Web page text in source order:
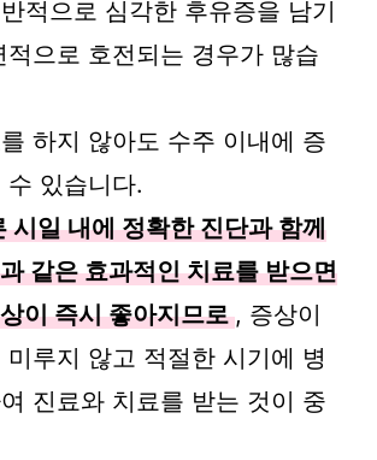
적으로 심각한 후유증을 남기
적으로 호전되는 경우가 많습
하지 않아도 수주 이내에 증
있습니다.
시일 내에 정확한 진단과 함께
같은 효과적인 치료를 받으면
이 즉시 좋아지므로 , 증상이
미루지 않고 적절한 시기에 병
진료와 치료를 받는 것이 중